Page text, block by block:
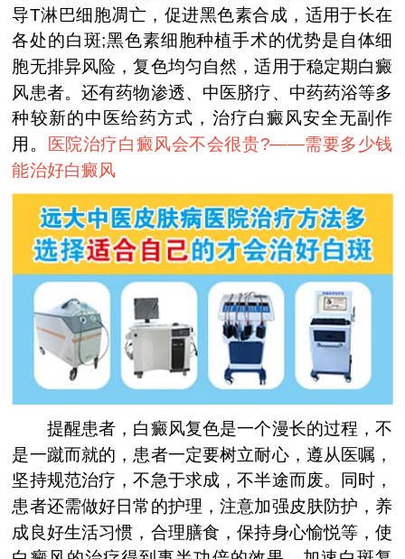
导T淋巴细胞凋亡，促进黑色素合成，适用于长在
各处的白斑;黑色素细胞种植手术的优势是自体细
胞无排异风险，复色均匀自然，适用于稳定期白癜
风患者。还有药物渗透、中医脐疗、中药药浴等多
种较新的中医给药方式，治疗白癜风安全无副作
用。 医院治疗白癜风会不会很贵?——需要多少钱
能治好白癜风
提醒患者，白癜风复色是一个漫长的过程，不
是一蹴而就的，患者一定要树立耐心，遵从医嘱，
坚持规范治疗，不急于求成，不半途而废。同时，
患者还需做好日常的护理，注意加强皮肤防护，养
成良好生活习惯，合理膳食，保持身心愉悦等，使